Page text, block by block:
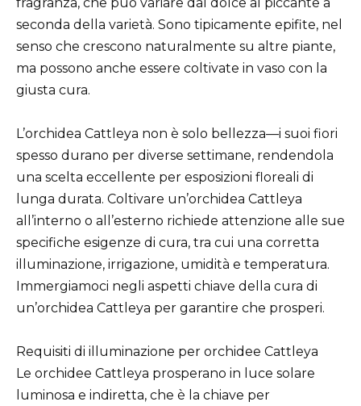
seconda della varietà. Sono tipicamente epifite, nel
senso che crescono naturalmente su altre piante,
ma possono anche essere coltivate in vaso con la
giusta cura.
L’orchidea Cattleya non è solo bellezza—i suoi fiori
spesso durano per diverse settimane, rendendola
una scelta eccellente per esposizioni floreali di
lunga durata. Coltivare un’orchidea Cattleya
all’interno o all’esterno richiede attenzione alle sue
specifiche esigenze di cura, tra cui una corretta
illuminazione, irrigazione, umidità e temperatura.
Immergiamoci negli aspetti chiave della cura di
un’orchidea Cattleya per garantire che prosperi.
Requisiti di illuminazione per orchidee Cattleya
Le orchidee Cattleya prosperano in luce solare
luminosa e indiretta, che è la chiave per